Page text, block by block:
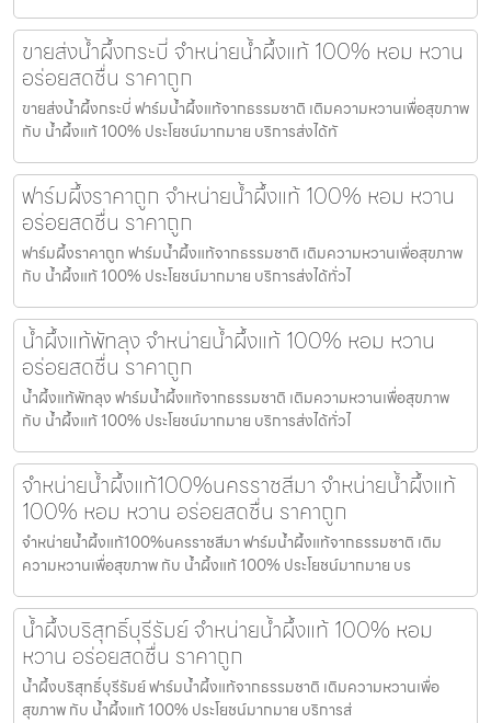
ขายส่งน้ำผึ้งกระบี่ จำหน่ายน้ำผึ้งแท้ 100% หอม หวาน
อร่อยสดชื่น ราคาถูก
ขายส่งน้ำผึ้งกระบี่ ฟาร์มน้ำผึ้งแท้จากธรรมชาติ เติมความหวานเพื่อสุขภาพ
กับ น้ำผึ้งแท้ 100% ประโยชน์มากมาย บริการส่งได้ทั
ฟาร์มผึ้งราคาถูก จำหน่ายน้ำผึ้งแท้ 100% หอม หวาน
อร่อยสดชื่น ราคาถูก
ฟาร์มผึ้งราคาถูก ฟาร์มน้ำผึ้งแท้จากธรรมชาติ เติมความหวานเพื่อสุขภาพ
กับ น้ำผึ้งแท้ 100% ประโยชน์มากมาย บริการส่งได้ทั่วไ
น้ำผึ้งแท้พัทลุง จำหน่ายน้ำผึ้งแท้ 100% หอม หวาน
อร่อยสดชื่น ราคาถูก
น้ำผึ้งแท้พัทลุง ฟาร์มน้ำผึ้งแท้จากธรรมชาติ เติมความหวานเพื่อสุขภาพ
กับ น้ำผึ้งแท้ 100% ประโยชน์มากมาย บริการส่งได้ทั่วไ
จำหน่ายน้ำผึ้งแท้100%นครราชสีมา จำหน่ายน้ำผึ้งแท้
100% หอม หวาน อร่อยสดชื่น ราคาถูก
จำหน่ายน้ำผึ้งแท้100%นครราชสีมา ฟาร์มน้ำผึ้งแท้จากธรรมชาติ เติม
ความหวานเพื่อสุขภาพ กับ น้ำผึ้งแท้ 100% ประโยชน์มากมาย บร
น้ำผึ้งบริสุทธิ์บุรีรัมย์ จำหน่ายน้ำผึ้งแท้ 100% หอม
หวาน อร่อยสดชื่น ราคาถูก
น้ำผึ้งบริสุทธิ์บุรีรัมย์ ฟาร์มน้ำผึ้งแท้จากธรรมชาติ เติมความหวานเพื่อ
สุขภาพ กับ น้ำผึ้งแท้ 100% ประโยชน์มากมาย บริการส่